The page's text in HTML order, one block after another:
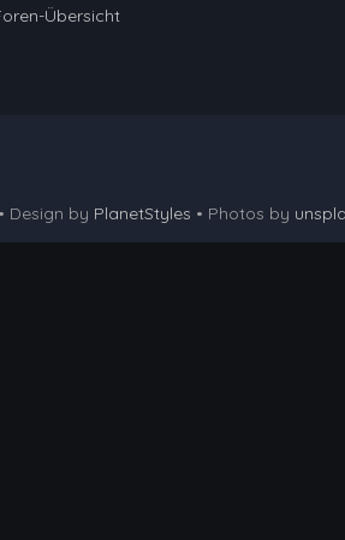
Übersicht
• Design by PlanetStyles • Photos by